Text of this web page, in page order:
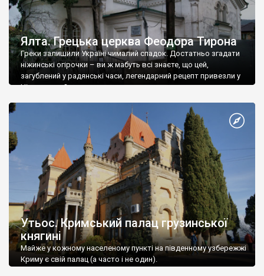
Ялта. Грецька церква Феодора Тирона
Греки залишили Україні чималий спадок. Достатньо згадати
ніжинські огірочки – ви ж мабуть всі знаєте, що цей,
загублений у радянські часи, легендарний рецепт привезли у
Ніжин греки?
Утьос. Кримський палац грузинської
княгині
Майже у кожному населеному пункті на південному узбережжі
Криму є свій палац (а часто і не один).